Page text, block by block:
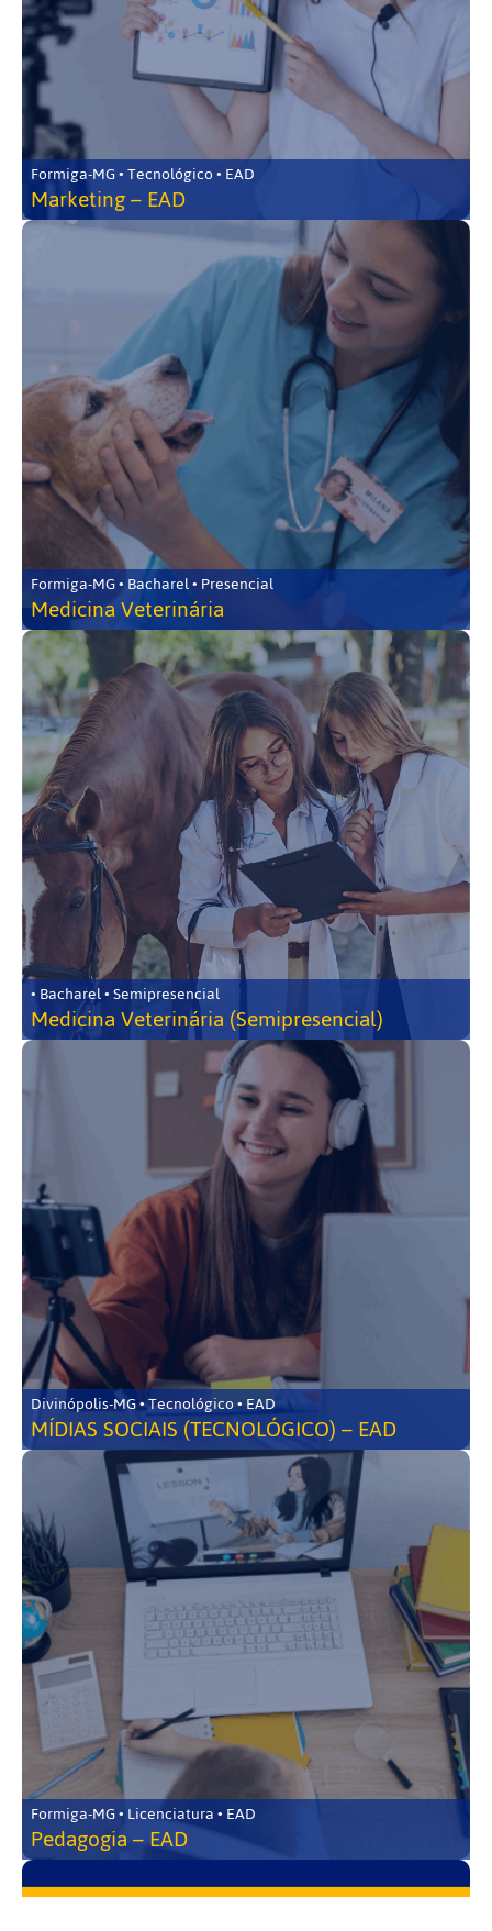
Formiga-MG • Tecnológico • EAD
Marketing – EAD
Formiga-MG • Bacharel • Presencial
Medicina Veterinária
• Bacharel • Semipresencial
Medicina Veterinária (Semipresencial)
Divinópolis-MG • Tecnológico • EAD
MÍDIAS SOCIAIS (TECNOLÓGICO) – EAD
Formiga-MG • Licenciatura • EAD
Pedagogia – EAD